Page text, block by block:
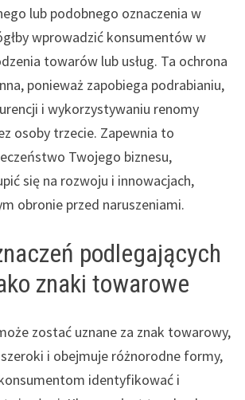
lub podobnego oznaczenia w
wprowadzić konsumentów w
towarów lub usług. Ta ochrona
ponieważ zapobiega podrabianiu,
i wykorzystywaniu renomy
osoby trzecie. Zapewnia to
Twojego biznesu,
się na rozwoju i innowacjach,
obronie przed naruszeniami.
podlegających
znaki towarowe
zostać uznane za znak towarowy,
i obejmuje różnorodne formy,
identyfikować i